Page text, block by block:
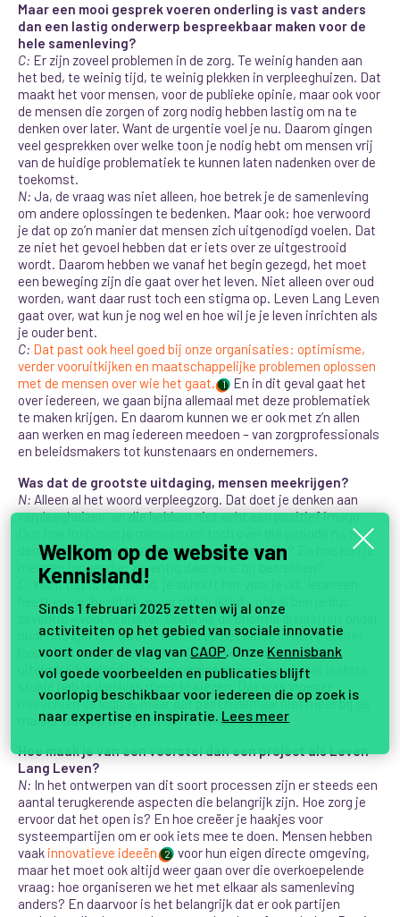
Maar een mooi gesprek voeren onderling is vast anders
dan een lastig onderwerp bespreekbaar maken voor de
hele samenleving?
C: Er zijn zoveel problemen in de zorg. Te weinig handen aan
het bed, te weinig tijd, te weinig plekken in verpleeghuizen. Dat
maakt het voor mensen, voor de publieke opinie, maar ook voor
de mensen die zorgen of zorg nodig hebben lastig om na te
denken over later. Want de urgentie voel je nu. Daarom gingen
veel gesprekken over welke toon je nodig hebt om mensen vrij
van de huidige problematiek te kunnen laten nadenken over de
toekomst.
N: Ja, de vraag was niet alleen, hoe betrek je de samenleving
om andere oplossingen te bedenken. Maar ook: hoe verwoord
je dat op zo’n manier dat mensen zich uitgenodigd voelen. Dat
ze niet het gevoel hebben dat er iets over ze uitgestrooid
wordt. Daarom hebben we vanaf het begin gezegd, het moet
een beweging zijn die gaat over het leven. Niet alleen over oud
worden, want daar rust toch een stigma op. Leven Lang Leven
gaat over, wat kun je nog wel en hoe wil je je leven inrichten als
je ouder bent.
C: Dat past ook heel goed bij onze organisaties: optimisme,
verder vooruitkijken en maatschappelijke problemen oplossen
met de mensen over wie het gaat. 1 En in dit geval gaat het
over iedereen, we gaan bijna allemaal met deze problematiek
te maken krijgen. En daarom kunnen we er ook met z’n allen
aan werken en mag iedereen meedoen – van zorgprofessionals
en beleidsmakers tot kunstenaars en ondernemers.
Was dat de grootste uitdaging, mensen meekrijgen?
N: Alleen al het woord verpleegzorg. Dat doet je denken aan
verpleeghuizen, en die hebben niet echt een positief imago.
Dus hoe inspireer je mensen om toch over die periode na te
denken als iets wat ook prettig zou kunnen zijn? En hoe kun je
mensen jonger dan zeventig daar nu al bij betrekken?
Want dat is opvallend, je schuift het voor je uit. Iedereen
heeft er een beeld bij, maar dat is altijd – ook al ben je dus
zeventig – voor veel later. Ondanks de enorme diversiteit onder
ouderen, lijkt het alsof iedereen op het einde in een trechter
loopt.Het maakt niet uit hoe je je leven hebt ingericht,
uiteindelijk beland je in een verpleeghuis. En over dat laatste
stukje heb je dan niks meer te kiezen. Dat was vroeger
misschien de logica, maar dat past helemaal niet meer bij de
manier waarop wij tegen het leven aankijken.
Hoe maak je van een voorstel dan een project als Leven
Lang Leven?
N: In het ontwerpen van dit soort processen zijn er steeds een
aantal terugkerende aspecten die belangrijk zijn. Hoe zorg je
ervoor dat het open is? En hoe creëer je haakjes voor
systeempartijen om er ook iets mee te doen. Mensen hebben
vaak innovatieve ideeën 2 voor hun eigen directe omgeving,
maar het moet ook altijd weer gaan over die overkoepelende
vraag: hoe organiseren we het met elkaar als samenleving
anders? En daarvoor is het belangrijk dat er ook partijen
Welkom op de website van
Kennisland!
Sinds 1 februari 2025 zetten wij al onze
activiteiten op het gebied van sociale innovatie
voort onder de vlag van CAOP. Onze Kennisbank
vol goede voorbeelden en publicaties blijft
voorlopig beschikbaar voor iedereen die op zoek is
naar expertise en inspiratie. Lees meer